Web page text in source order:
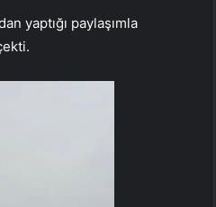
yaptığı paylaşımla